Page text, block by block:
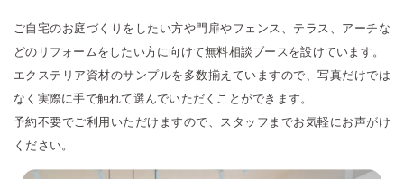
ご自宅のお庭づくりをしたい方や門扉やフェンス、テラス、アーチな
どのリフォームをしたい方に向けて無料相談ブースを設けています。
エクステリア資材のサンプルを多数揃えていますので、写真だけでは
なく実際に手で触れて選んでいただくことができます。
予約不要でご利用いただけますので、スタッフまでお気軽にお声がけ
ください。